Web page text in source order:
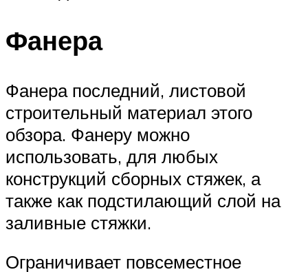
Фанера
Фанера последний, листовой
строительный материал этого
обзора. Фанеру можно
использовать, для любых
конструкций сборных стяжек, а
также как подстилающий слой на
заливные стяжки.
Ограничивает повсеместное